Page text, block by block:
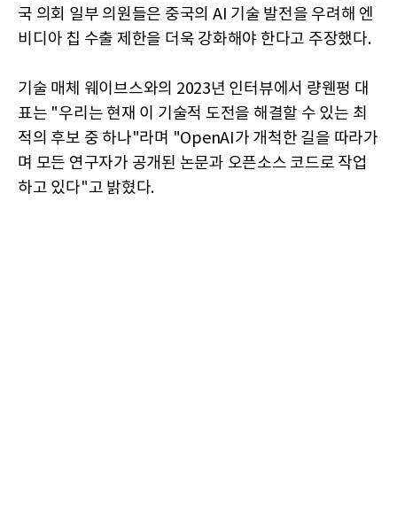
국 의회 일부 의원들은 중국의 AI 기술 발전을 우려해 엔
비디아 칩 수출 제한을 더욱 강화해야 한다고 주장했다.
기술 매체 웨이브스와의 2023년 인터뷰에서 량웬펑 대
표는 "우리는 현재 이 기술적 도전을 해결할 수 있는 최
적의 후보 중 하나"라며 "OpenAI가 개척한 길을 따라가
며 모든 연구자가 공개된 논문과 오픈소스 코드로 작업
하고 있다"고 밝혔다.